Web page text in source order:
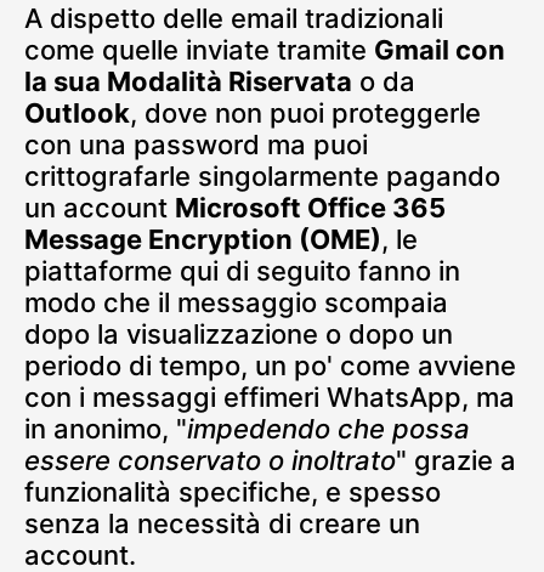
A dispetto delle email tradizionali
come quelle inviate tramite Gmail con
la sua Modalità Riservata o da
Outlook, dove non puoi proteggerle
con una password ma puoi
crittografarle singolarmente pagando
un account Microsoft Office 365
Message Encryption (OME), le
piattaforme qui di seguito fanno in
modo che il messaggio scompaia
dopo la visualizzazione o dopo un
periodo di tempo, un po' come avviene
con i messaggi effimeri WhatsApp, ma
in anonimo, "impedendo che possa
essere conservato o inoltrato" grazie a
funzionalità specifiche, e spesso
senza la necessità di creare un
account.